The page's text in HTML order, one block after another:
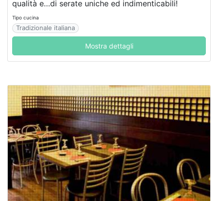
qualità e…di serate uniche ed indimenticabili!
Tipo cucina
Tradizionale italiana
Mostra dettagli